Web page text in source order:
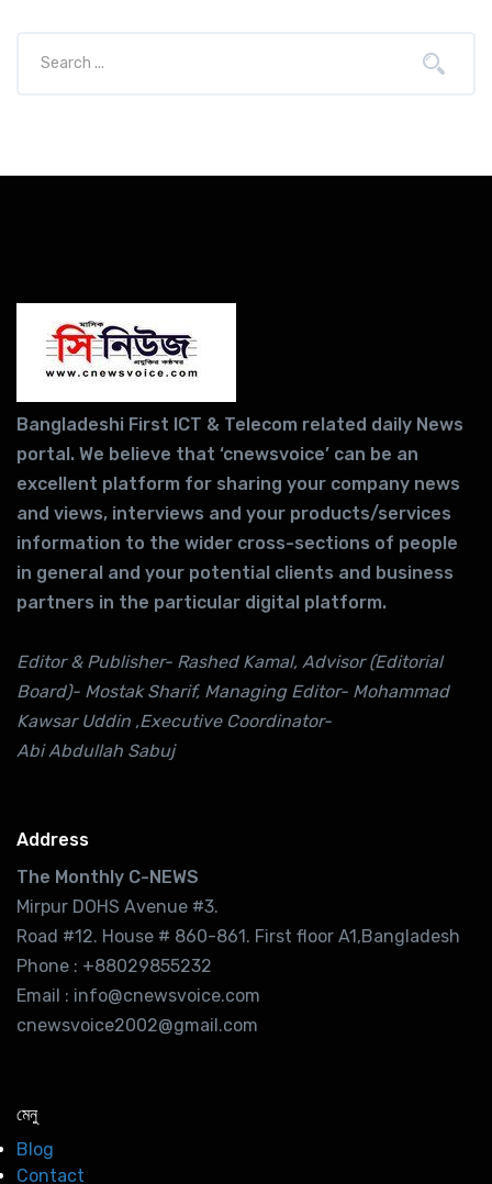
Bangladeshi First ICT & Telecom related daily News
portal. We believe that ‘cnewsvoice’ can be an
excellent platform for sharing your company news
and views, interviews and your products/services
information to the wider cross-sections of people
in general and your potential clients and business
partners in the particular digital platform.
Editor & Publisher- Rashed Kamal, Advisor (Editorial
Board)- Mostak Sharif, Managing Editor- Mohammad
Kawsar Uddin ,Executive Coordinator-
Abi Abdullah Sabuj
Address
The Monthly C-NEWS
Mirpur DOHS Avenue #3.
Road #12. House # 860-861. First floor A1,Bangladesh
Phone : +88029855232
Email : info@cnewsvoice.com
cnewsvoice2002@gmail.com
মেনু
Blog
Contact